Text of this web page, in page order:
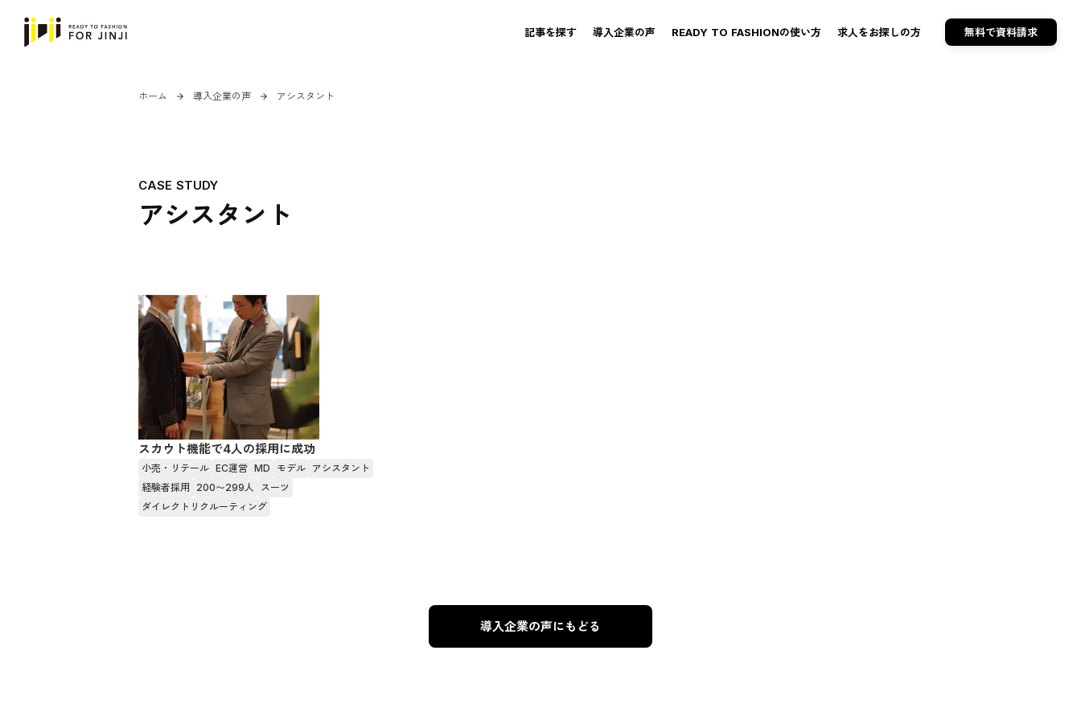
記事を探す 導入企業の声 READY TO FASHIONの使い方 求人をお探しの方 無料で資料請求
ホーム arrow_forward 導入企業の声 arrow_forward アシスタント
CASE STUDY
アシスタント
スカウト機能で4人の採用に成功
小売・リテール EC運営 MD モデル アシスタント
経験者採用
200〜299人
スーツ
ダイレクトリクルーティング
導入企業の声にもどる